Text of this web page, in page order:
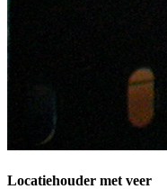
Locatiehouder met veer